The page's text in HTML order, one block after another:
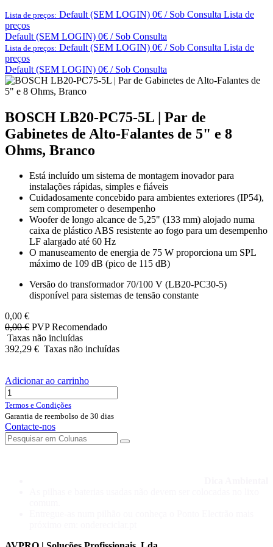
Lista de preços: Default (SEM LOGIN) 0€ / Sob Consulta Lista de
preços
Default (SEM LOGIN) 0€ / Sob Consulta
Lista de preços: Default (SEM LOGIN) 0€ / Sob Consulta Lista de
preços
Default (SEM LOGIN) 0€ / Sob Consulta
BOSCH LB20-PC75-5L | Par de
Gabinetes de Alto-Falantes de 5" e 8
Ohms, Branco
Está incluído um sistema de montagem inovador para
instalações rápidas, simples e fiáveis
Cuidadosamente concebido para ambientes exteriores (IP54),
sem comprometer o desempenho
Woofer de longo alcance de 5,25" (133 mm) alojado numa
caixa de plástico ABS resistente ao fogo para um desempenho
LF alargado até 60 Hz
O manuseamento de energia de 75 W proporciona um SPL
máximo de 109 dB (pico de 115 dB)
Versão do transformador 70/100 V (LB20-PC30-5)
disponível para sistemas de tensão constante
0,00 €
0,00€ PVP Recomendado
Taxas não incluídas
392,29 € Taxas não incluídas
Adicionar ao carrinho
Termos e Condições
Garantia de reembolso de 30 dias
Contacte-nos